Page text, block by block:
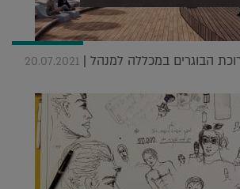
הבוגרים במכללה למנהל | 20.07.2021